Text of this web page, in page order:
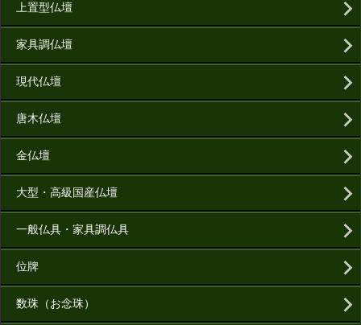
上置型仏壇
家具調仏壇
現代仏壇
唐木仏壇
金仏壇
大型・高級国産仏壇
一般仏具・家具調仏具
位牌
数珠（お念珠）